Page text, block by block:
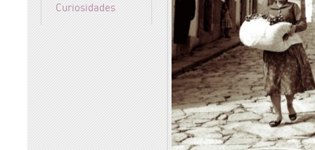
Curiosidades